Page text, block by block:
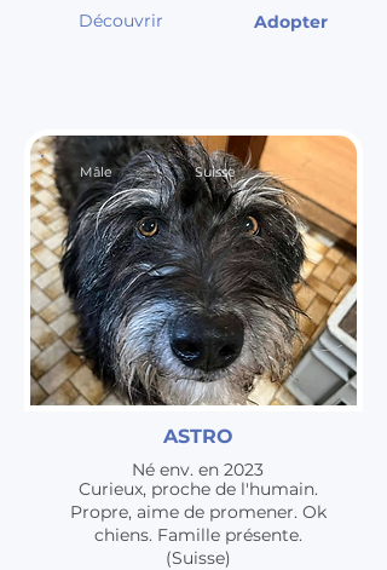
Découvrir Adopter
Mâle Suisse
ASTRO
Né env. en 2023
Curieux, proche de l'humain.
Propre, aime de promener. Ok
chiens. Famille présente.
(Suisse)